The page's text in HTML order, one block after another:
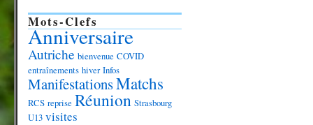
Mots-Clefs
Anniversaire
Autriche bienvenue COVID
entraînements hiver Infos
ManifestationsMatchs
RCS reprise Réunion Strasbourg
U13 visites